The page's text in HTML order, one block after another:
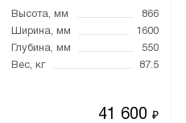
Высота, мм
866
Ширина, мм
1600
Глубина, мм
550
Вес, кг
87.5
41 600₽